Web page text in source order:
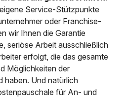
Service-Stützpunkte
oder Franchise-
wir Ihnen die Garantie
seriöse Arbeit ausschließlich
erfolgt, die das gesamte
Möglichkeiten der
haben. Und natürlich
für An- und